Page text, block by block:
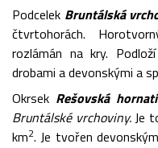
Podcelek Bruntálská
čtvrtohorách.
rozlámán na kry.
drobami a devonskými a
Okrsek Rešovská
Bruntálské vrchoviny.Je
km2. Je tvořen